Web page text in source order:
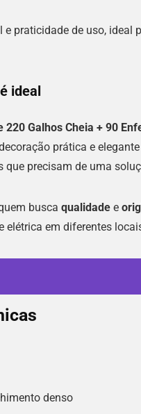
praticidade de uso, ideal
ideal
Galhos Cheia + 90
prática e
que precisam de uma
busca qualidade e
elétrica em diferentes
denso